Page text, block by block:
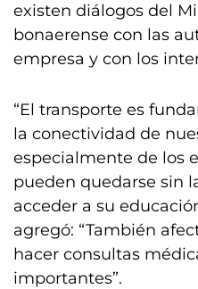
existen diálogos del
bonaerense con las
empresa y con los
“El transporte es
la conectividad de
especialmente de los
pueden quedarse sin
acceder a su
agregó: “También
hacer consultas
importantes”.